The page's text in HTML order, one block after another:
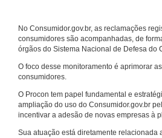
No Consumidor.gov.br, as reclamações
consumidores são acompanhadas, de
órgãos do Sistema Nacional de Defesa do
O foco desse monitoramento é aprimorar
consumidores.
O Procon tem papel fundamental e
ampliação do uso do Consumidor.gov.br
incentivar a adesão de novas empresas à
Sua atuação está diretamente relacionada